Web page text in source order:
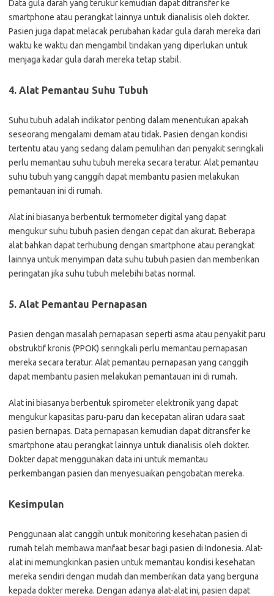
Data gula darah yang terukur kemudian dapat ditransfer ke
smartphone atau perangkat lainnya untuk dianalisis oleh dokter.
Pasien juga dapat melacak perubahan kadar gula darah mereka dari
waktu ke waktu dan mengambil tindakan yang diperlukan untuk
menjaga kadar gula darah mereka tetap stabil.
4. Alat Pemantau Suhu Tubuh
Suhu tubuh adalah indikator penting dalam menentukan apakah
seseorang mengalami demam atau tidak. Pasien dengan kondisi
tertentu atau yang sedang dalam pemulihan dari penyakit seringkali
perlu memantau suhu tubuh mereka secara teratur. Alat pemantau
suhu tubuh yang canggih dapat membantu pasien melakukan
pemantauan ini di rumah.
Alat ini biasanya berbentuk termometer digital yang dapat
mengukur suhu tubuh pasien dengan cepat dan akurat. Beberapa
alat bahkan dapat terhubung dengan smartphone atau perangkat
lainnya untuk menyimpan data suhu tubuh pasien dan memberikan
peringatan jika suhu tubuh melebihi batas normal.
5. Alat Pemantau Pernapasan
Pasien dengan masalah pernapasan seperti asma atau penyakit paru
obstruktif kronis (PPOK) seringkali perlu memantau pernapasan
mereka secara teratur. Alat pemantau pernapasan yang canggih
dapat membantu pasien melakukan pemantauan ini di rumah.
Alat ini biasanya berbentuk spirometer elektronik yang dapat
mengukur kapasitas paru-paru dan kecepatan aliran udara saat
pasien bernapas. Data pernapasan kemudian dapat ditransfer ke
smartphone atau perangkat lainnya untuk dianalisis oleh dokter.
Dokter dapat menggunakan data ini untuk memantau
perkembangan pasien dan menyesuaikan pengobatan mereka.
Kesimpulan
Penggunaan alat canggih untuk monitoring kesehatan pasien di
rumah telah membawa manfaat besar bagi pasien di Indonesia. Alat-
alat ini memungkinkan pasien untuk memantau kondisi kesehatan
mereka sendiri dengan mudah dan memberikan data yang berguna
kepada dokter mereka. Dengan adanya alat-alat ini, pasien dapat